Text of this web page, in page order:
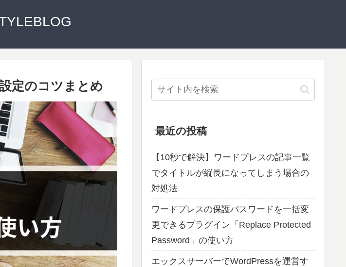
定のコツまとめ
最近の投稿
【10秒で解決】ワードプレスの記事一覧
でタイトルが縦長になってしまう場合の
対処法
ワードプレスの保護パスワードを一括変
更できるプラグイン「Replace Protected
Password」の使い方
エックスサーバーでWordPressを運営す